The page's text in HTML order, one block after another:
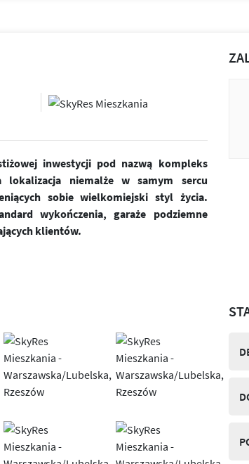
inwestycji pod nazwą kompleks
lokalizacja niemalże w samym sercu
sobie wielkomiejski styl życia.
wykończenia, garaże podziemne
klientów.